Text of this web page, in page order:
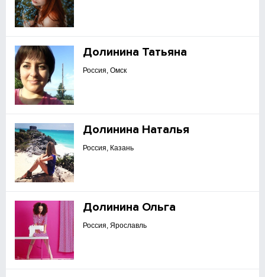
Долинина Татьяна
Россия, Омск
Долинина Наталья
Россия, Казань
Долинина Ольга
Россия, Ярославль